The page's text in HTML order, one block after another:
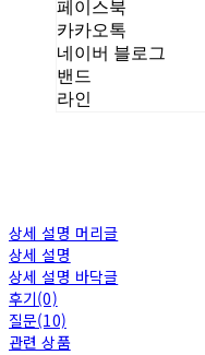
페이스북
카카오톡
네이버 블로그
밴드
라인
상세 설명 머리글
상세 설명
상세 설명 바닥글
후기(0)
질문(10)
관련 상품